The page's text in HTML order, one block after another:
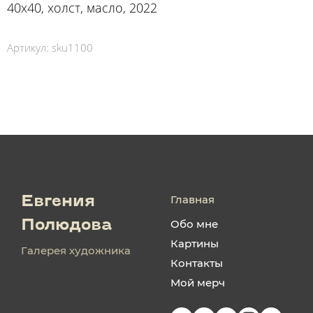
40х40, холст, масло, 2022
Артикул: sku1100
Евгения
Полюдова
Галерея художника
Главная
Обо мне
Картины
Контакты
Мой мерч